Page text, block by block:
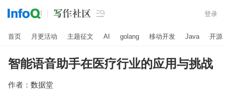
 登录
首页 月更活动 主题征文 AI golang 移动开发 Java 开源
智能语音助手在医疗行业的应用与挑战
作者： 数据堂